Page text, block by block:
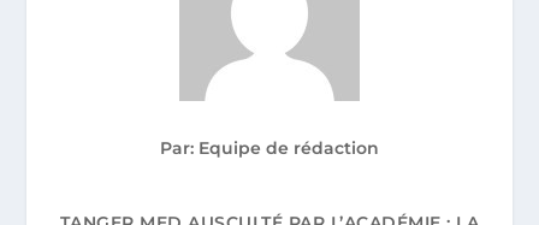
Par: Equipe de rédaction